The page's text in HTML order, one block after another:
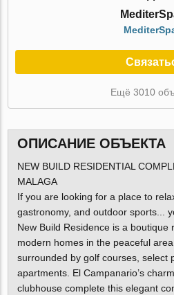
Ещё 3010
ОПИСАНИЕ ОБЪЕКТА
NEW BUILD RESIDENTIAL
MALAGA
If you are looking for a place to
gastronomy, and outdoor sports...
New Build Residence is a boutique
modern homes in the peaceful
surrounded by golf courses, select
apartments. El Campanario’s
clubhouse complete this elegant